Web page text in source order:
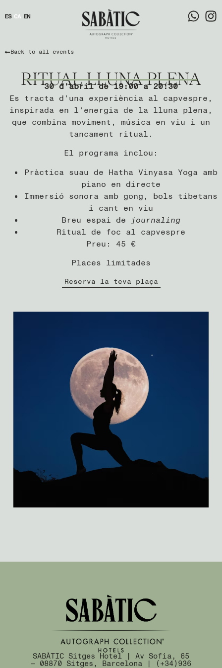
ES CA EN
Back to all events
RITUAL LLUNA PLENA
30 d’abril de 19:00 a 20:30
Es tracta d’una experiència al capvespre,
inspirada en l’energia de la lluna plena,
que combina moviment, música en viu i un
tancament ritual.
El programa inclou:
Pràctica suau de Hatha Vinyasa Yoga amb
piano en directe
Immersió sonora amb gong, bols tibetans
i cant en viu
Breu espai de journaling
Ritual de foc al capvespre
Preu: 45 €
Places limitades
Reserva la teva plaça
SABÀTIC Sitges Hotel | Av Sofia, 65
— 08870 Sitges, Barcelona | (+34)936